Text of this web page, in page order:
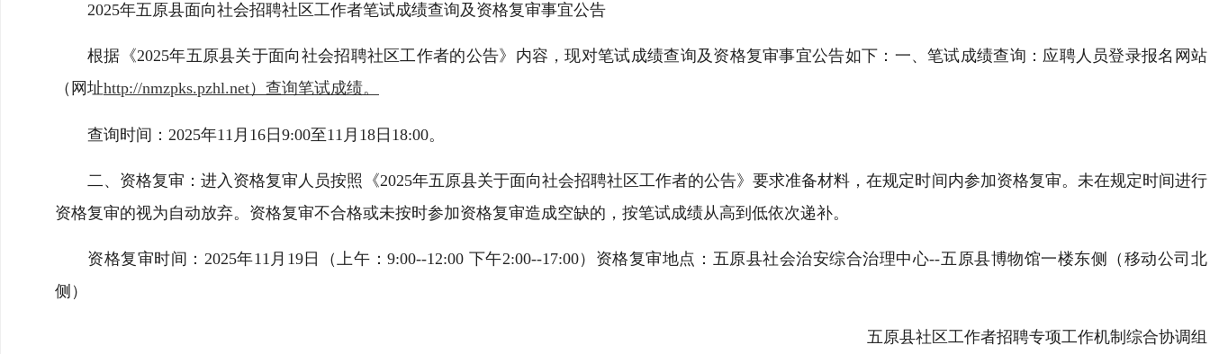
2025年五原县面向社会招聘社区工作者笔试成绩查询及资格复审事宜公告
根据《2025年五原县关于面向社会招聘社区工作者的公告》内容，现对笔试成绩查询及资格复审事宜公告如下：一、笔试成绩查询：应聘人员登录报名网站
（网址http://nmzpks.pzhl.net）查询笔试成绩。
查询时间：2025年11月16日9:00至11月18日18:00。
二、资格复审：进入资格复审人员按照《2025年五原县关于面向社会招聘社区工作者的公告》要求准备材料，在规定时间内参加资格复审。未在规定时间进行
资格复审的视为自动放弃。资格复审不合格或未按时参加资格复审造成空缺的，按笔试成绩从高到低依次递补。
资格复审时间：2025年11月19日（上午：9:00--12:00 下午2:00--17:00）资格复审地点：五原县社会治安综合治理中心--五原县博物馆一楼东侧（移动公司北
侧）
五原县社区工作者招聘专项工作机制综合协调组